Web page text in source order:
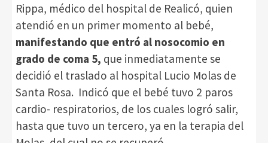
Rippa, médico del hospital de Realicó, quien
atendió en un primer momento al bebé,
manifestando que entró al nosocomio en
grado de coma 5, que inmediatamente se
decidió el traslado al hospital Lucio Molas de
Santa Rosa. Indicó que el bebé tuvo 2 paros
cardio- respiratorios, de los cuales logró salir,
hasta que tuvo un tercero, ya en la terapia del